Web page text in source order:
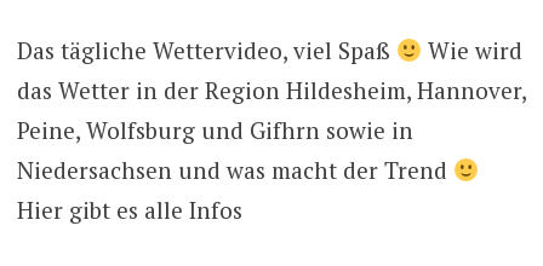
Das tägliche Wettervideo, viel Spaß
Wie wird
das Wetter in der Region Hildesheim, Hannover,
Peine, Wolfsburg und Gifhrn sowie in
Niedersachsen und was macht der Trend
Hier gibt es alle Infos